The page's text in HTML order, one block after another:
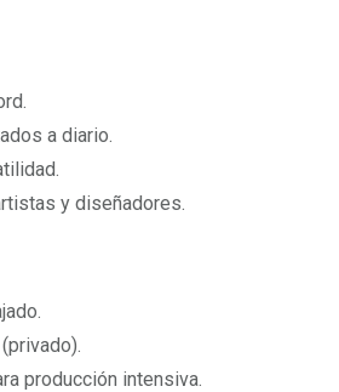
a diario.
y diseñadores.
producción intensiva.